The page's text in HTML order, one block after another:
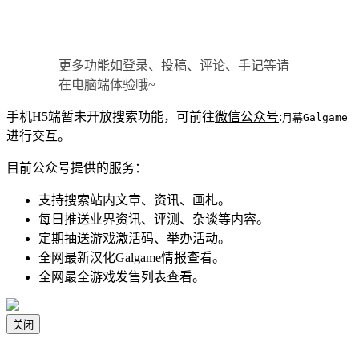
更多功能如登录、投稿、评论、手记等请
在电脑端体验哦~
手机H5端暂未开放搜索功能，可前往微信公众号: 月幕Galgame
进行交互。
目前公众号提供的服务：
支持搜索站内文章、资讯、画札。
每日推送业界资讯、评测、杂谈等内容。
定期抽送游戏激活码、举办活动。
全网最新汉化Galgame情报查看。
全网最全游戏发售列表查看。
关闭